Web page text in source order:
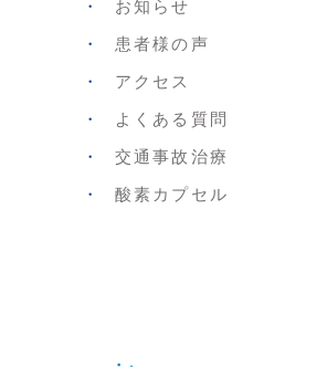
お知らせ
患者様の声
アクセス
よくある質問
交通事故治療
酸素カプセル